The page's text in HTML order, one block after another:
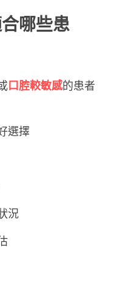
哪些患
口腔較敏感的患者
選擇
況